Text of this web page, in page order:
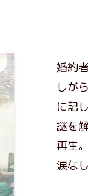
婚約
しが
に記
謎を
再生
涙な